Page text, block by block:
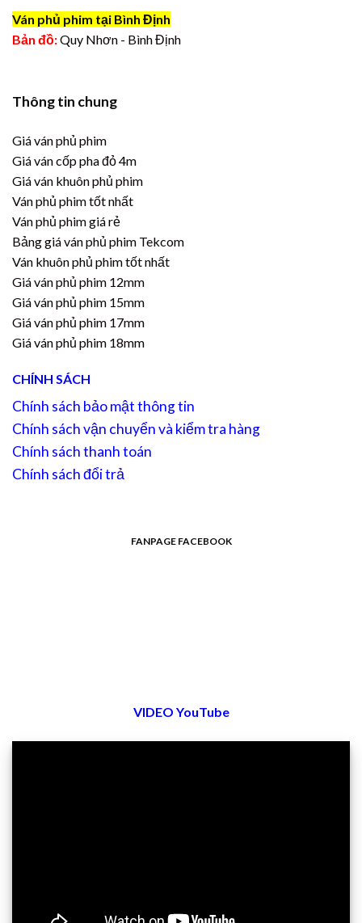
Ván phủ phim tại Bình Định
Bản đồ:Quy Nhơn - Bình Định
Thông tin chung
Giá ván phủ phim
Giá ván cốp pha đỏ 4m
Giá ván khuôn phủ phim
Ván phủ phim tốt nhất
Ván phủ phim giá rẻ
Bảng giá ván phủ phim Tekcom
Ván khuôn phủ phim tốt nhất
Giá ván phủ phim 12mm
Giá ván phủ phim 15mm
Giá ván phủ phim 17mm
Giá ván phủ phim 18mm
CHÍNH SÁCH
Chính sách bảo mật thông tin
Chính sách vận chuyển và kiểm tra hàng
Chính sách thanh toán
Chính sách đổi trả
FANPAGE FACEBOOK
VIDEO YouTube